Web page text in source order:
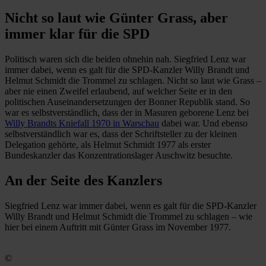
Nicht so laut wie Günter Grass, aber
immer klar für die SPD
Politisch waren sich die beiden ohnehin nah. Siegfried Lenz war
immer dabei, wenn es galt für die SPD-Kanzler Willy Brandt und
Helmut Schmidt die Trommel zu schlagen. Nicht so laut wie Grass –
aber nie einen Zweifel erlaubend, auf welcher Seite er in den
politischen Auseinandersetzungen der Bonner Republik stand. So
war es selbstverständlich, dass der in Masuren geborene Lenz bei
Willy Brandts Kniefall 1970 in Warschau dabei war. Und ebenso
selbstverständlich war es, dass der Schriftsteller zu der kleinen
Delegation gehörte, als Helmut Schmidt 1977 als erster
Bundeskanzler das Konzentrationslager Auschwitz besuchte.
An der Seite des Kanzlers
Siegfried Lenz war immer dabei, wenn es galt für die SPD-Kanzler
Willy Brandt und Helmut Schmidt die Trommel zu schlagen – wie
hier bei einem Auftritt mit Günter Grass im November 1977.
©